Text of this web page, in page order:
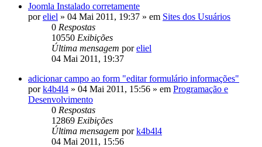
Joomla Instalado corretamente
poreliel » 04 Mai 2011, 19:37 » em Sites dos Usuários
0 Respostas
10550 Exibições
Última mensagem poreliel
04 Mai 2011, 19:37
adicionar campo ao form "editar formulário informações"
pork4b4l4 » 04 Mai 2011, 15:56 » em Programação e
Desenvolvimento
0 Respostas
12869 Exibições
Última mensagem pork4b4l4
04 Mai 2011, 15:56